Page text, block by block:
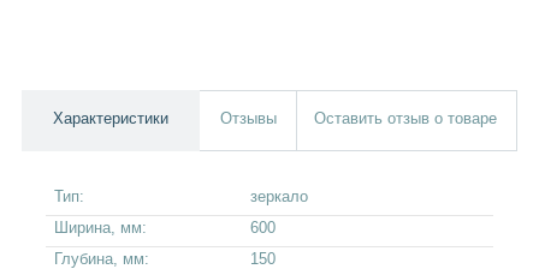
Характеристики Отзывы Оставить отзыв о товаре
Тип:
зеркало
Ширина, мм:
600
Глубина, мм:
150